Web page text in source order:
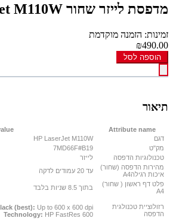
מדפסת לייזר שחור HP LaserJet M110W
זמינות: הזמנה מוקדמת
₪490.00
הוספה לסל
תיאור
Attribute name
דגם
HP LaserJet M110W
מק"ט
7MD66F#B19
טכנולוגיות הדפסה
לייזר
מהירות הדפסה (שחור)
איכות רגילהA4
עד 20 עמודים לדקה
פלט דף ראשון ( שחור)
A4
בתוך 8.5 שניות בלבד
רזולוציית טכנולגית
הדפסה
(best): Up to 600 x 600 dpi
Technology: HP FastRes 600